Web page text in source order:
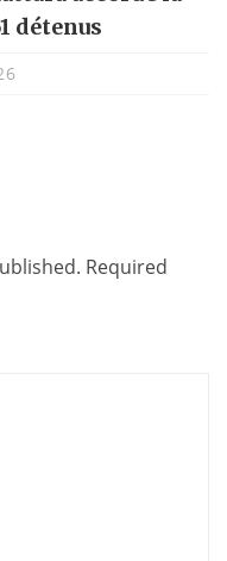
détenus
Required